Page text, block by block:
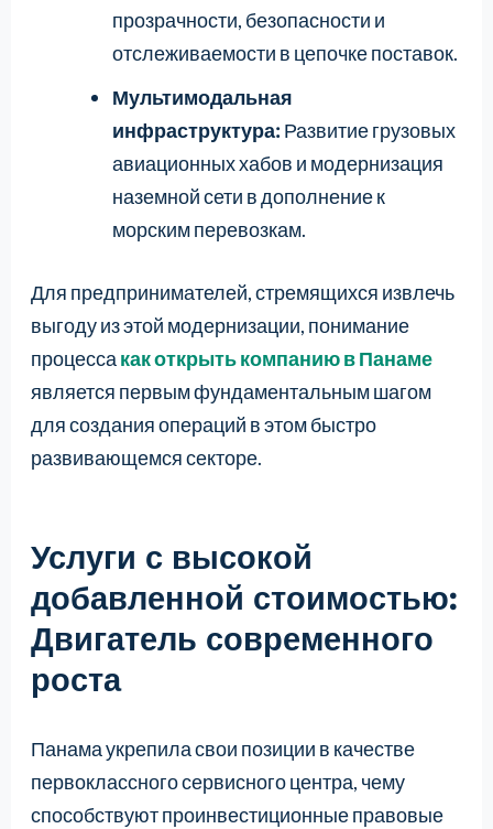
прозрачности, безопасности и
отслеживаемости в цепочке поставок.
Мультимодальная
инфраструктура: Развитие грузовых
авиационных хабов и модернизация
наземной сети в дополнение к
морским перевозкам.
Для предпринимателей, стремящихся извлечь
выгоду из этой модернизации, понимание
процессакак открыть компанию в Панаме
является первым фундаментальным шагом
для создания операций в этом быстро
развивающемся секторе.
Услуги с высокой
добавленной стоимостью:
Двигатель современного
роста
Панама укрепила свои позиции в качестве
первоклассного сервисного центра, чему
способствуют проинвестиционные правовые